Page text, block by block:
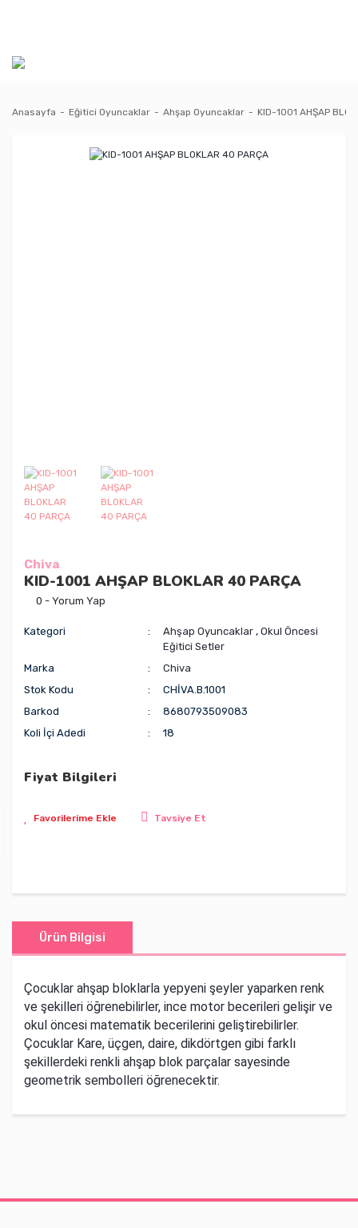
Anasayfa Eğitici Oyuncaklar Ahşap Oyuncaklar KID-1001 AHŞAP
Chiva
KID-1001 AHŞAP BLOKLAR 40 PARÇA
0 - Yorum Yap
Kategori Ahşap Oyuncaklar ,Okul Öncesi
Eğitici Setler
Marka
Chiva
Stok Kodu
CHİVA.B.1001
Barkod
8680793509083
Koli İçi Adedi
18
Fiyat Bilgileri
Tavsiye Et
Ürün Bilgisi
Çocuklar ahşap bloklarla yepyeni şeyler yaparken renk
ve şekilleri öğrenebilirler, ince motor becerileri gelişir ve
okul öncesi matematik becerilerini geliştirebilirler.
Çocuklar Kare, üçgen, daire, dikdörtgen gibi farklı
şekillerdeki renkli ahşap blok parçalar sayesinde
geometrik sembolleri öğrenecektir.